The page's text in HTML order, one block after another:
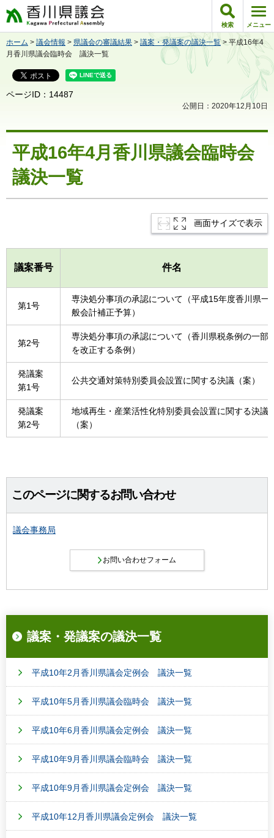
香川県議会 検索 メニュー
ホーム > 議会情報 > 県議会の審議結果 > 議案・発議案の議決一覧 > 平成16年4
月香川県議会臨時会 議決一覧
ページID：14487
公開日：2020年12月10日
平成16年4月香川県議会臨時会
議決一覧
画面サイズで表示
議案番号 件名
第1号
専決処分事項の承認について（平成15年度香川県一
般会計補正予算）
第2号
専決処分事項の承認について（香川県税条例の一部
を改正する条例）
発議案
第1号
公共交通対策特別委員会設置に関する決議（案）
発議案
第2号
地域再生・産業活性化特別委員会設置に関する決議
（案）
このページに関するお問い合わせ
議会事務局
議案・発議案の議決一覧
平成10年2月香川県議会定例会 議決一覧
平成10年5月香川県議会臨時会 議決一覧
平成10年6月香川県議会定例会 議決一覧
平成10年9月香川県議会臨時会 議決一覧
平成10年9月香川県議会定例会 議決一覧
平成10年12月香川県議会定例会 議決一覧